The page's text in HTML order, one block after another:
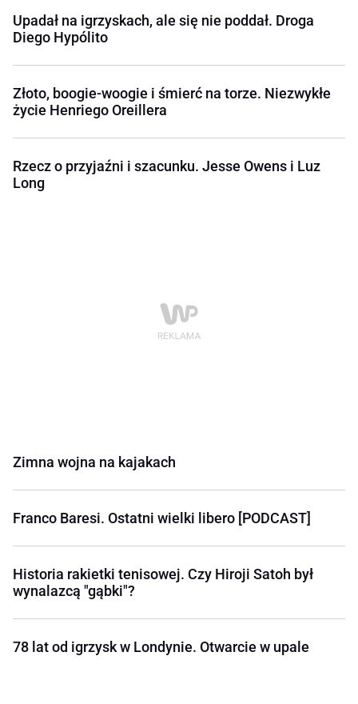
Upadał na igrzyskach, ale się nie poddał. Droga
Diego Hypólito
Złoto, boogie-woogie i śmierć na torze. Niezwykłe
życie Henriego Oreillera
Rzecz o przyjaźni i szacunku. Jesse Owens i Luz
Long
Zimna wojna na kajakach
Franco Baresi. Ostatni wielki libero [PODCAST]
Historia rakietki tenisowej. Czy Hiroji Satoh był
wynalazcą "gąbki"?
78 lat od igrzysk w Londynie. Otwarcie w upale